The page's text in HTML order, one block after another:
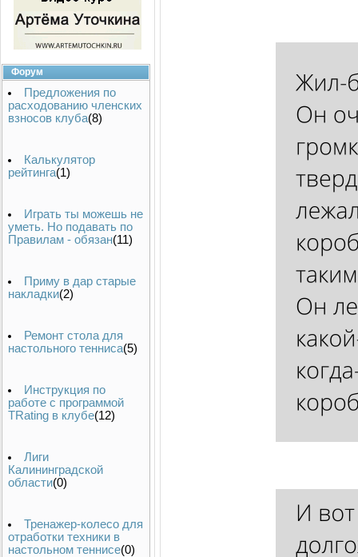
Форум
Предложения по
расходованию членских
взносов клуба(8)
Калькулятор
рейтинга(1)
Играть ты можешь не
уметь. Но подавать по
Правилам - обязан(11)
Приму в дар старые
накладки(2)
Ремонт стола для
настольного тенниса(5)
Инструкция по
работе с программой
TRating в клубе(12)
Лиги
Калининградской
области(0)
Тренажер-колесо для
отработки техники в
настольном теннисе(0)